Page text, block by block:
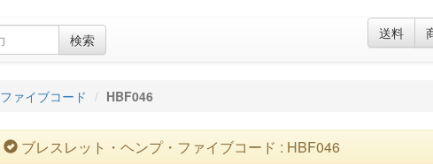
検索 送料
ファイブコード HBF046
ブレスレット・ヘンプ・ファイブコード : HBF046